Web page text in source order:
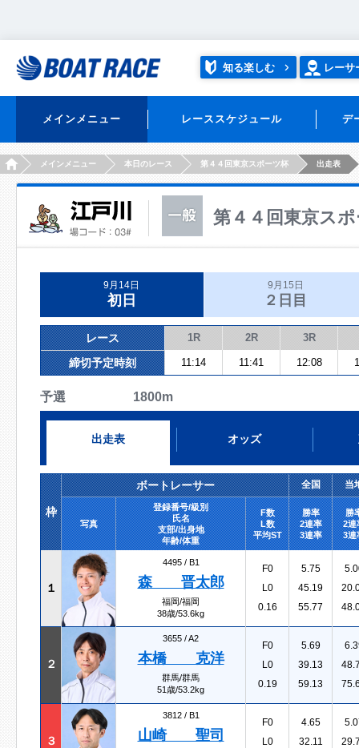
知る楽しむ レーサ
メインメニュー レーススケジュール デ
HOMEメインメニュー 本日のレース 第４４回東京スポーツ杯 出走表
第４４回東京ス
9月14日
初日
9月15日
２日目
レース 1R 2R 3R
締切予定時刻 11:14 11:41 12:08
予選 1800m
出走表 オッズ
枠
ボートレーサー 全国 当
写真
登録番号/級別
氏名
支部/出身地
年齢/体重
F数
L数
平均ST
勝率
2連率
3連率
勝
2連
3連
１
4495 / B1
森 晋太郎
福岡/福岡
38歳/53.6kg
F0
L0
0.16
5.75
45.19
55.77
２
3655 /A2
本橋 克洋
群馬/群馬
51歳/53.2kg
F0
L0
0.19
5.69
39.13
59.13
３
3812 / B1
山崎 聖司
F0
L0
4.65
32.11